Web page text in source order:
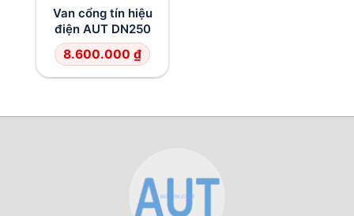
Van cổng tín hiệu
điện AUT DN250
8.600.000 ₫